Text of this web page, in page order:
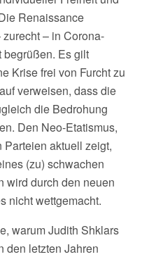
Renaissance
– in Corona-
Es gilt
Krise frei von Furcht zu
verweisen, dass die
die Bedrohung
Den Neo-Etatismus,
aktuell zeigt,
(zu) schwachen
wird durch den neuen
nicht wettgemacht.
warum Judith Shklars
den letzten Jahren